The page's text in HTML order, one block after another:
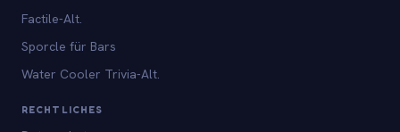
Factile-Alt.
Sporcle für Bars
Water Cooler Trivia-Alt.
RECHTLICHES